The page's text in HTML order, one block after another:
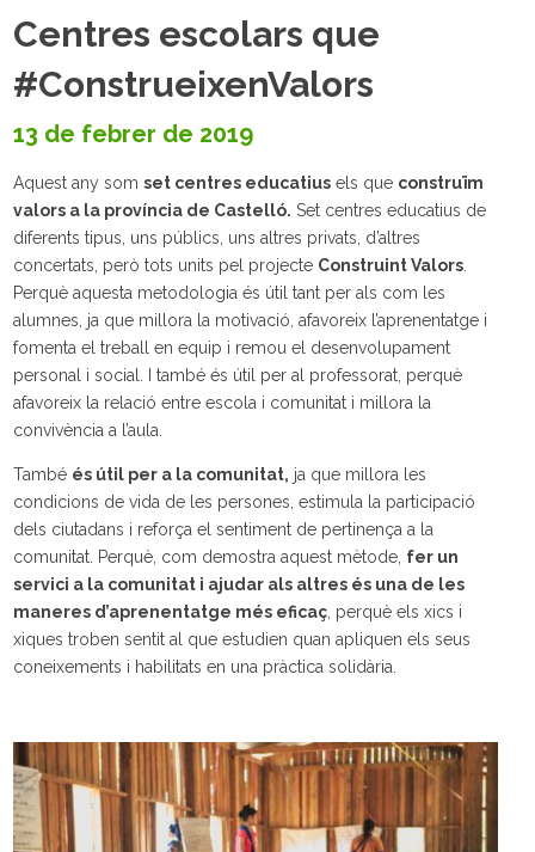
Centres escolars que
#ConstrueixenValors
13 de febrer de 2019
Aquest any somset centres educatius els que construïm
valors a la província de Castelló. Set centres educatius de
diferents tipus, uns públics, uns altres privats, d’altres
concertats, però tots units pel projecte Construint Valors
Perquè aquesta metodologia és útil tant per als com les
alumnes, ja que millora la motivació, afavoreix l’aprenentatge i
fomenta el treball en equip i remou el desenvolupament
personal i social. I també és útil per al professorat, perquè
afavoreix la relació entre escola i comunitat i millora la
convivència a l’aula.
També és útil per a la comunitat, ja que millora les
condicions de vida de les persones, estimula la participació
dels ciutadans i reforça el sentiment de pertinença a la
comunitat. Perquè, com demostra aquest mètode, fer un
servici a la comunitat i ajudar als altres és una de les
maneres d’aprenentatge més eficaç , perquè els xics i
xiques troben sentit al que estudien quan apliquen els seus
coneixements i habilitats en una pràctica solidària.